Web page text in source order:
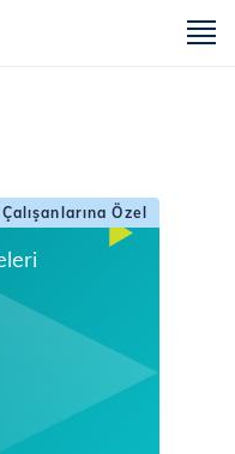
Özel